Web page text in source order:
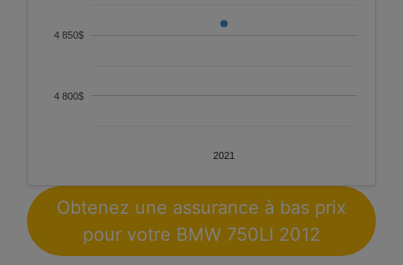
2021
4 800$
4 850$
Obtenez une assurance à bas prix
pour votre BMW 750LI 2012